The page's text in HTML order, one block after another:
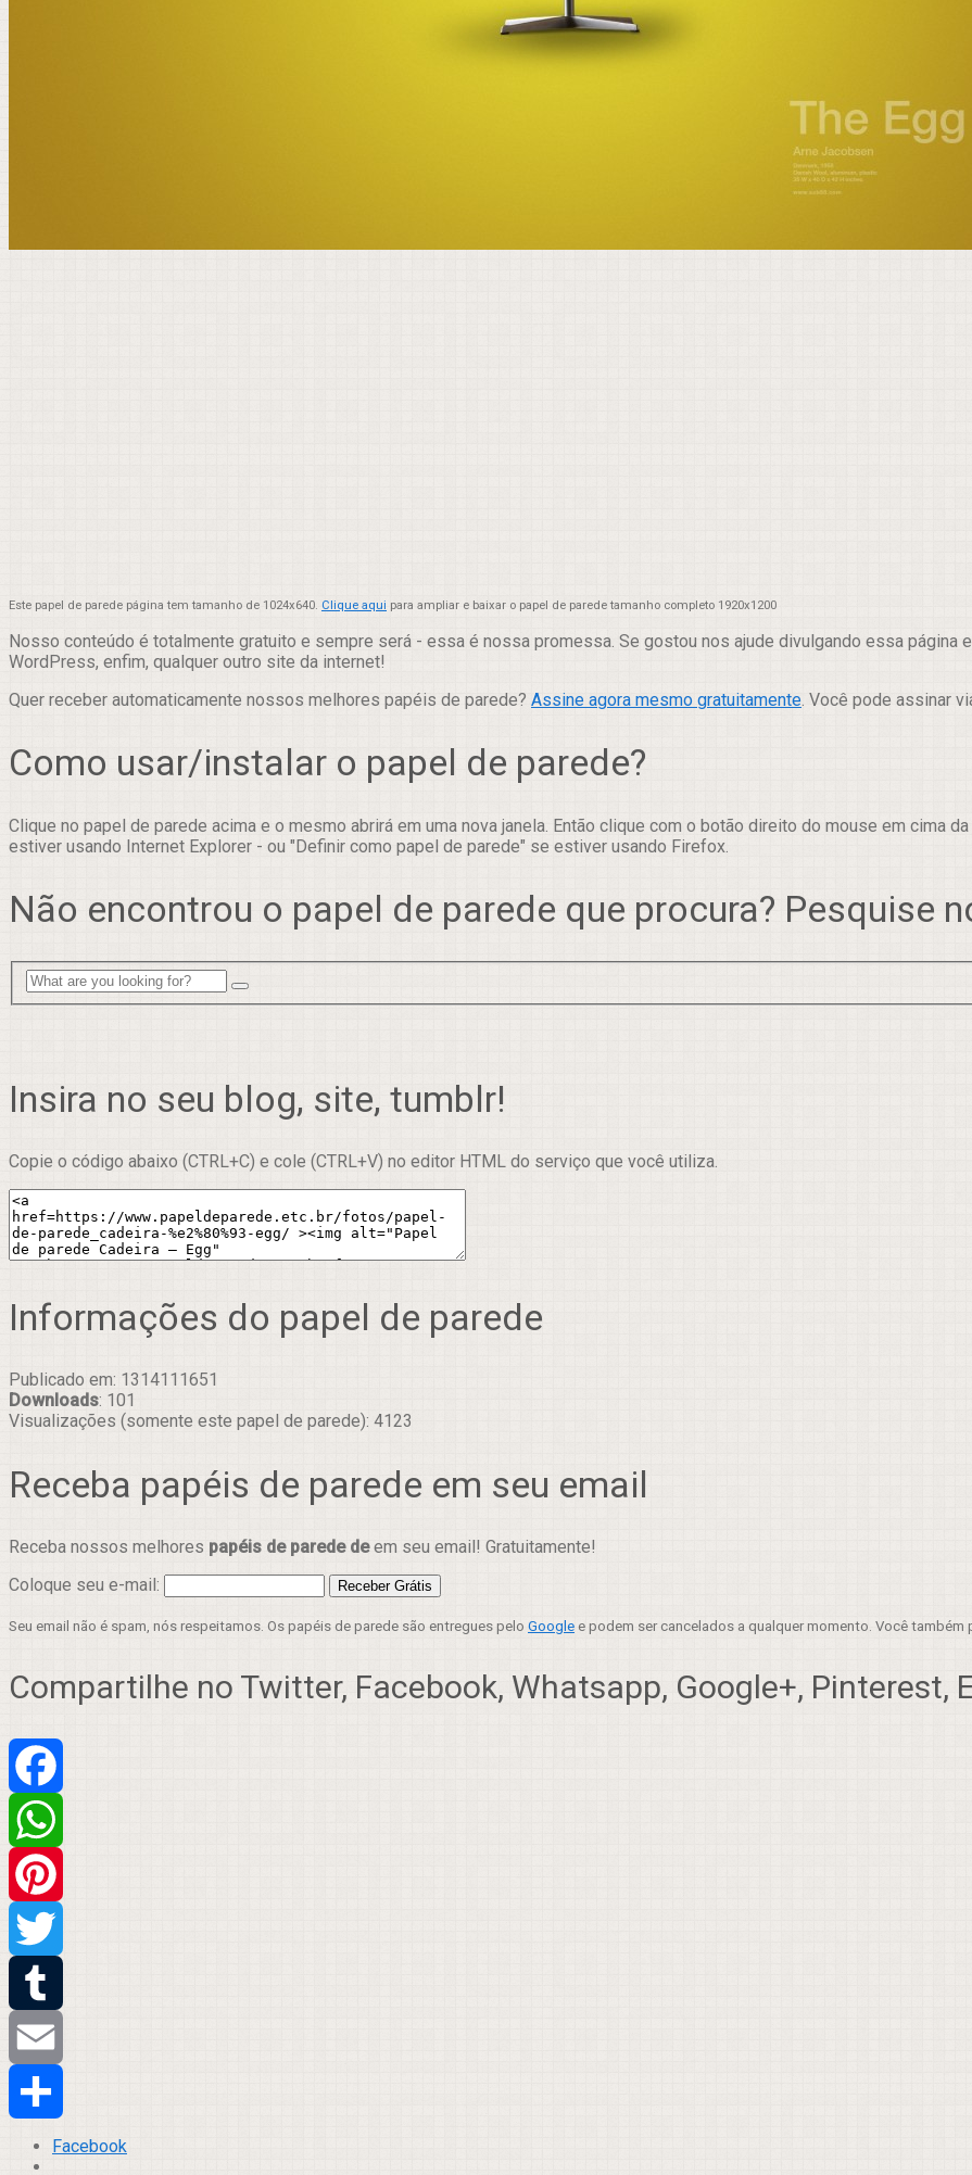
Este papel de parede página tem tamanho de 1024x640. Clique aqui para ampliar e baixar o papel de parede tamanho completo 1920x1200
Nosso conteúdo é totalmente gratuito e sempre será - essa é nossa promessa. Se gostou nos ajude divulgando essa página
WordPress, enfim, qualquer outro site da internet!
Quer receber automaticamente nossos melhores papéis de parede? Assine agora mesmo gratuitamente. Você pode assinar
Como usar/instalar o papel de parede?
Clique no papel de parede acima e o mesmo abrirá em uma nova janela. Então clique com o botão direito do mouse em cima
estiver usando Internet Explorer - ou "Definir como papel de parede" se estiver usando Firefox.
Não encontrou o papel de parede que procura? Pesquise
Insira no seu blog, site, tumblr!
Copie o código abaixo (CTRL+C) e cole (CTRL+V) no editor HTML do serviço que você utiliza.
Informações do papel de parede
Publicado em: 1314111651
Downloads: 101
Visualizações (somente este papel de parede): 4123
Receba papéis de parede em seu email
Receba nossos melhores papéis de parede deem seu email! Gratuitamente!
Coloque seu e-mail:
Seu email não é spam, nós respeitamos. Os papéis de parede são entregues pelo Google e podem ser cancelados a qualquer momento. Você também
Compartilhe no Twitter, Facebook, Whatsapp, Google+, Pinterest,
Facebook
WhatsApp
Pinterest
Twitter
Tumblr
Email
Compartilhar
Facebook